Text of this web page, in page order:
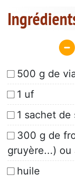
500 g de
1 uf
1 sachet de
300 g de
gruyère...) ou
huile